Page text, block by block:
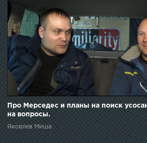
Про Мерседес и планы на поиск
на вопросы.
Яковлев Миша